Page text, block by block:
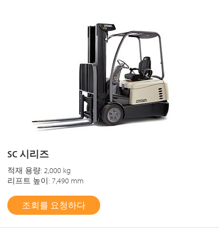
SC 시리즈
적재 용량: 2,000 kg
리프트 높이: 7,490 mm
조회를 요청하다